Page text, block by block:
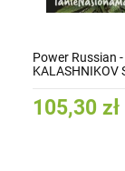
Power Russian -
KALASHNIKOV
105,30 zł